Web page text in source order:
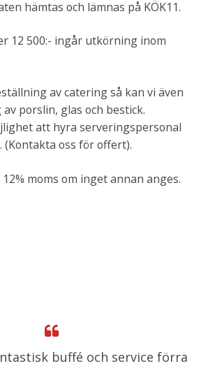
hämtas och lämnas på KÖK11.
12 500:- ingår utkörning inom
av catering så kan vi även
porslin, glas och bestick.
att hyra serveringspersonal
(Kontakta oss för offert).
moms om inget annan anges.
buffé och service förra